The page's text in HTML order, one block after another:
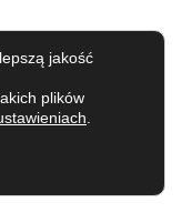
jakość
plików